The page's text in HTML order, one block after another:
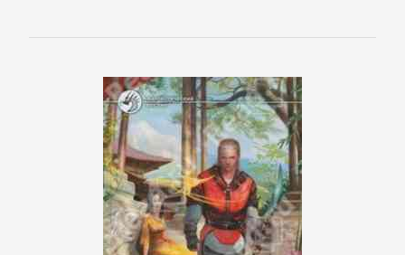
Зарубежная
классика
Зарубежная
образовательная
литература